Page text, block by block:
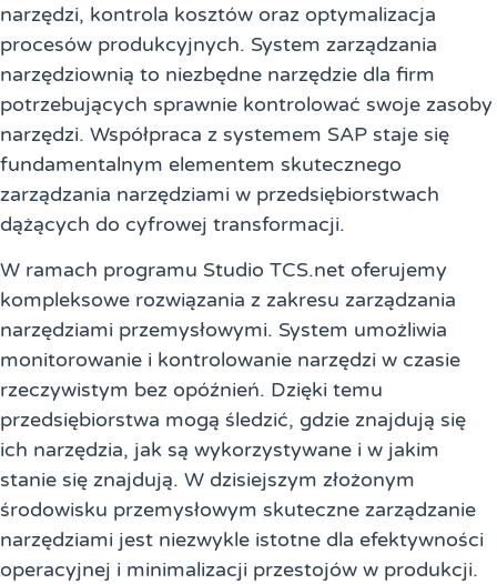
narzędzi, kontrola kosztów oraz optymalizacja
procesów produkcyjnych. System zarządzania
narzędziownią to niezbędne narzędzie dla firm
potrzebujących sprawnie kontrolować swoje zasoby
narzędzi. Współpraca z systemem SAP staje się
fundamentalnym elementem skutecznego
zarządzania narzędziami w przedsiębiorstwach
dążących do cyfrowej transformacji.
W ramach programu Studio TCS.net oferujemy
kompleksowe rozwiązania z zakresu zarządzania
narzędziami przemysłowymi. System umożliwia
monitorowanie i kontrolowanie narzędzi w czasie
rzeczywistym bez opóźnień. Dzięki temu
przedsiębiorstwa mogą śledzić, gdzie znajdują się
ich narzędzia, jak są wykorzystywane i w jakim
stanie się znajdują. W dzisiejszym złożonym
środowisku przemysłowym skuteczne zarządzanie
narzędziami jest niezwykle istotne dla efektywności
operacyjnej i minimalizacji przestojów w produkcji.